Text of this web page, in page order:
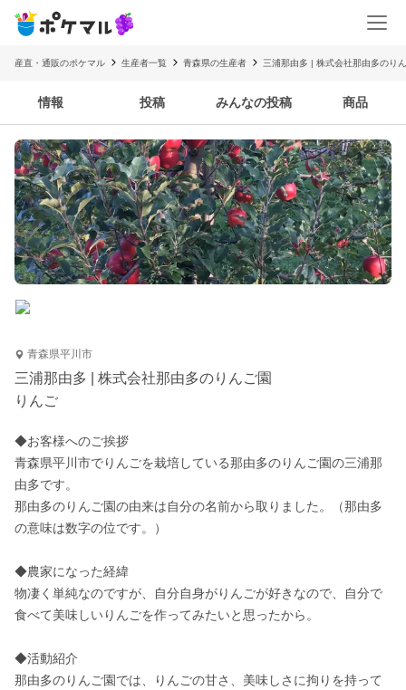
産直・通販のポケマル 生産者一覧 青森県の生産者 三浦那由多 | 株式会社那由多のり
情報 投稿 みんなの投稿 商品
青森県平川市
三浦那由多 | 株式会社那由多のりんご園
りんご
◆お客様へのご挨拶
青森県平川市でりんごを栽培している那由多のりんご園の三浦那
由多です。
那由多のりんご園の由来は自分の名前から取りました。（那由多
の意味は数字の位です。）
◆農家になった経緯
物凄く単純なのですが、自分自身がりんごが好きなので、自分で
食べて美味しいりんごを作ってみたいと思ったから。
◆活動紹介
那由多のりんご園では、りんごの甘さ、美味しさに拘りを持って